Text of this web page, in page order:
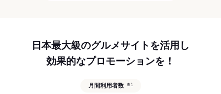
日本最大級のグルメサイトを活用し
効果的なプロモーションを！
月間利用者数 ※1